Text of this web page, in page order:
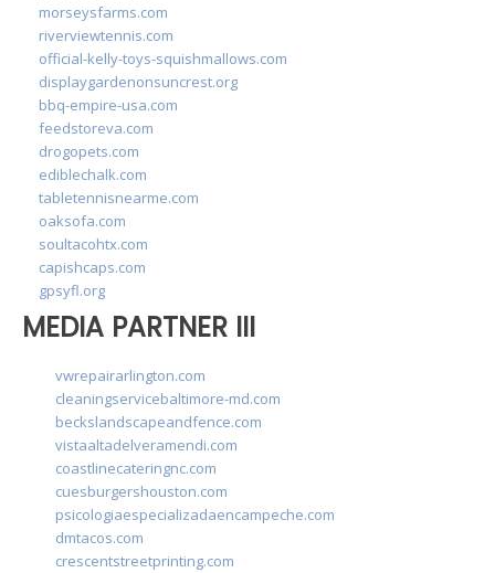
morseysfarms.com
riverviewtennis.com
official-kelly-toys-squishmallows.com
displaygardenonsuncrest.org
bbq-empire-usa.com
feedstoreva.com
drogopets.com
ediblechalk.com
tabletennisnearme.com
oaksofa.com
soultacohtx.com
capishcaps.com
gpsyfl.org
MEDIA PARTNER III
vwrepairarlington.com
cleaningservicebaltimore-md.com
beckslandscapeandfence.com
vistaaltadelveramendi.com
coastlinecateringnc.com
cuesburgershouston.com
psicologiaespecializadaencampeche.com
dmtacos.com
crescentstreetprinting.com